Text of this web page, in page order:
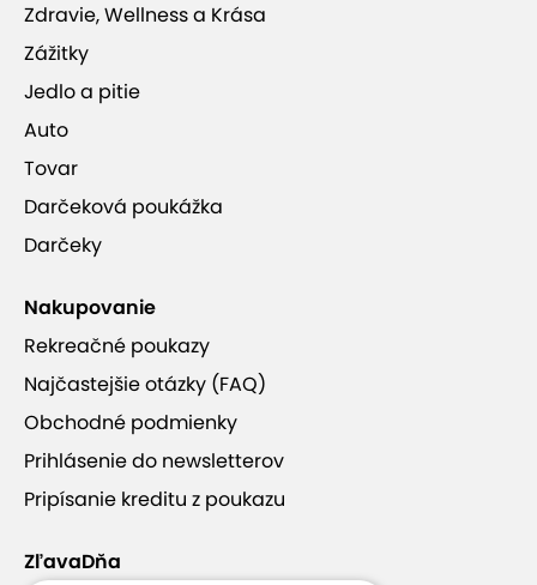
Zdravie, Wellness a Krása
Zážitky
Jedlo a pitie
Auto
Tovar
Darčeková poukážka
Darčeky
Nakupovanie
Rekreačné poukazy
Najčastejšie otázky (FAQ)
Obchodné podmienky
Prihlásenie do newsletterov
Pripísanie kreditu z poukazu
ZľavaDňa